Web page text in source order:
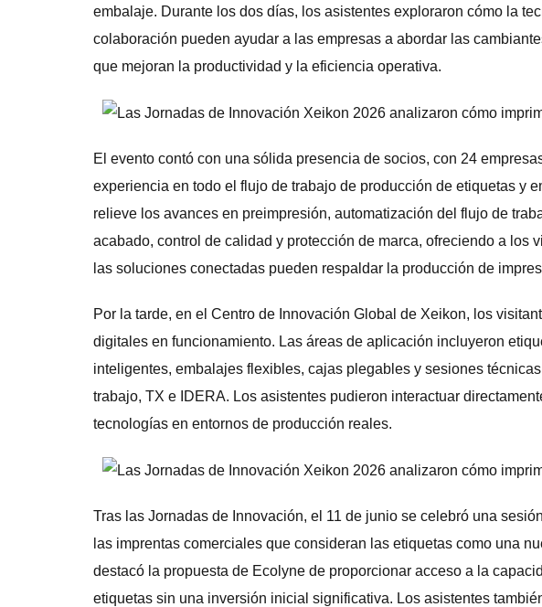
embalaje. Durante los dos días, los asistentes exploraron cómo la
colaboración pueden ayudar a las empresas a abordar las
que mejoran la productividad y la eficiencia operativa.
El evento contó con una sólida presencia de socios, con 24
experiencia en todo el flujo de trabajo de producción de etiquetas y
relieve los avances en preimpresión, automatización del flujo de
acabado, control de calidad y protección de marca, ofreciendo a los
las soluciones conectadas pueden respaldar la producción de
Por la tarde, en el Centro de Innovación Global de Xeikon, los
digitales en funcionamiento. Las áreas de aplicación incluyeron
inteligentes, embalajes flexibles, cajas plegables y sesiones
trabajo, TX e IDERA. Los asistentes pudieron interactuar
tecnologías en entornos de producción reales.
Tras las Jornadas de Innovación, el 11 de junio se celebró una
las imprentas comerciales que consideran las etiquetas como una
destacó la propuesta de Ecolyne de proporcionar acceso a la
etiquetas sin una inversión inicial significativa. Los asistentes